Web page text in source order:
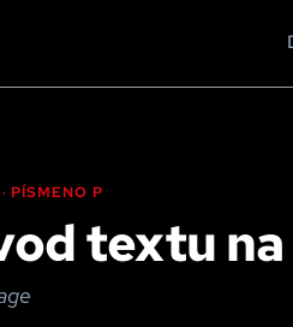
PÍSMENO P
textu